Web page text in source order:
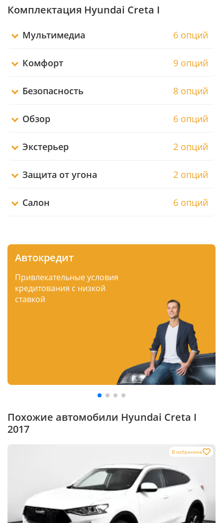
Комплектация Hyundai Creta I
Мультимедиа 6 опций
Комфорт 9 опций
Безопасность 8 опций
Обзор 6 опций
Экстерьер 2 опций
Защита от угона 2 опций
Салон 6 опций
Автокредит
Привлекательные условия
кредитования с низкой
ставкой
Похожие автомобили Hyundai Creta I
2017
В избранное